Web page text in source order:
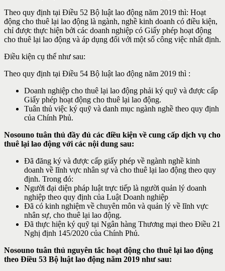
Theo quy định tại Điều 52 Bộ luật lao động năm 2019 thì: Hoạt
động cho thuê lại lao động là ngành, nghề kinh doanh có điều kiện,
chỉ được thực hiện bởi các doanh nghiệp có Giấy phép hoạt động
cho thuê lại lao động và áp dụng đối với một số công việc nhất định.
Điều kiện cụ thể như sau:
Theo quy định tại Điều 54 Bộ luật lao động năm 2019 thì :
Doanh nghiệp cho thuê lại lao động phải ký quỹ và được cấp
Giấy phép hoạt động cho thuê lại lao động.
Tuân thủ việc ký quỹ và danh mục ngành nghề theo quy định
của Chính Phủ.
Nosouno tuân thủ đầy đủ các điều kiện về cung cấp dịch vụ cho
thuê lại lao động với các nội dung sau:
Đã đăng ký và được cấp giấy phép về ngành nghề kinh
doanh về lĩnh vực nhân sự và cho thuê lại lao động theo quy
định. Trong đó:
Người đại diện pháp luật trực tiếp là người quản lý doanh
nghiệp theo quy định của Luật Doanh nghiệp
Đã có kinh nghiệm về chuyên môn và quản lý về lĩnh vực
nhân sự, cho thuê lại lao động.
Đã thực hiện ký quỹ tại Ngân hàng Thương mại theo Điều 21
Nghị định 145/2020 của Chính Phủ.
Nosouno tuân thủ nguyên tắc hoạt động cho thuê lại lao động
theo Điều 53 Bộ luật lao động năm 2019 như sau: